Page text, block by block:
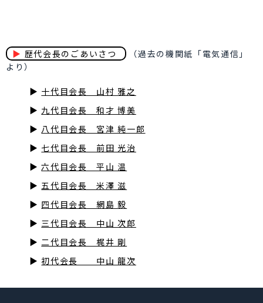
▶ 歴代会長のごあいさつ（過去の機関紙「電気通信」
より）
▶ 十代目会長 山村 雅之
▶ 九代目会長 和才 博美
▶ 八代目会長 宮津 純一郎
▶ 七代目会長 前田 光治
▶六代目会長 平山 温
▶五代目会長 米澤 滋
▶ 四代目会長 網島 毅
▶三代目会長 中山 次郎
▶二代目会長 梶井 剛
▶初代会長 中山 龍次